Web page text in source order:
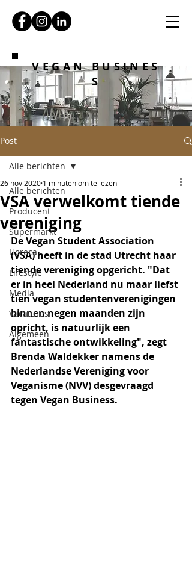
VEGAN BUSINES
S
Post
Alle berichten
Producent
Supermarkt
Horeca
Lifestyle
Media
Vacatures
Algemeen
Alle berichten
VSA verwelkomt tiende
vereniging
26 nov 2020 1 minuten om te lezen
De Vegan Student Association
(VSA) heeft in de stad Utrecht haar
tiende vereniging opgericht. "Dat
er in heel Nederland nu maar liefst
tien vegan studentenverenigingen
binnen negen maanden zijn
opricht, is natuurlijk een
fantastische ontwikkeling", zegt
Brenda Waldekker namens de
Nederlandse Vereniging voor
Veganisme (NVV) desgevraagd
tegen Vegan Business.